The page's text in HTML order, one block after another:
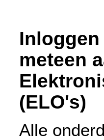
meteen
(ELO's)
Alle